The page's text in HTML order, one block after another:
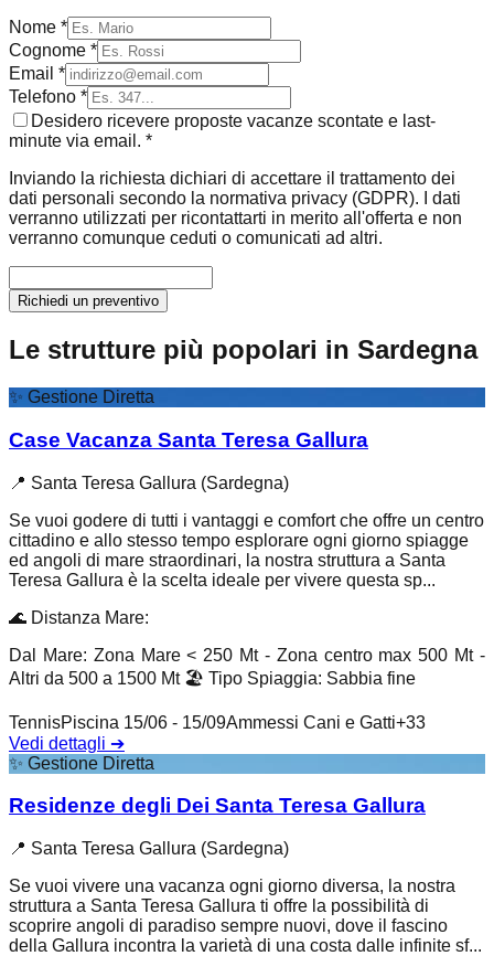
Nome *
Cognome *
Email *
Telefono *
Desidero ricevere proposte vacanze scontate e last-
minute via email. *
Inviando la richiesta dichiari di accettare il trattamento dei
dati personali secondo la normativa privacy (GDPR). I dati
verranno utilizzati per ricontattarti in merito all'offerta e non
verranno comunque ceduti o comunicati ad altri.
Richiedi un preventivo
Le strutture più popolari in Sardegna
✨ Gestione Diretta
Case Vacanza Santa Teresa Gallura
📍 Santa Teresa Gallura (Sardegna)
Se vuoi godere di tutti i vantaggi e comfort che offre un centro
cittadino e allo stesso tempo esplorare ogni giorno spiagge
ed angoli di mare straordinari, la nostra struttura a Santa
Teresa Gallura è la scelta ideale per vivere questa sp...
🌊 Distanza Mare:
Dal Mare: Zona Mare < 250 Mt - Zona centro max 500 Mt -
Altri da 500 a 1500 Mt 🏖️ Tipo Spiaggia: Sabbia fine
TennisPiscina 15/06 - 15/09Ammessi Cani e Gatti+33
Vedi dettagli ➔
✨ Gestione Diretta
Residenze degli Dei Santa Teresa Gallura
📍 Santa Teresa Gallura (Sardegna)
Se vuoi vivere una vacanza ogni giorno diversa, la nostra
struttura a Santa Teresa Gallura ti offre la possibilità di
scoprire angoli di paradiso sempre nuovi, dove il fascino
della Gallura incontra la varietà di una costa dalle infinite sf...